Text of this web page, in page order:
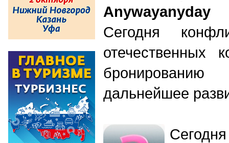
Аnywayanyday
Сегодня
отечественных
дальнейшее